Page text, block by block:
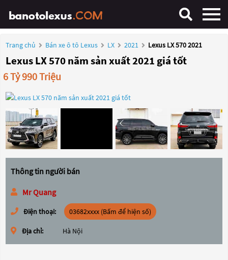
Trang chủ Bán xe ô tô Lexus LX 2021 Lexus LX 570 2021
Lexus LX 570 năm sản xuất 2021 giá tốt
6 Tỷ 990 Triệu
Thông tin người bán
Mr Quang
Điện thoại: 03682xxxx (Bấm để hiện số)
Địa chỉ: Hà Nội